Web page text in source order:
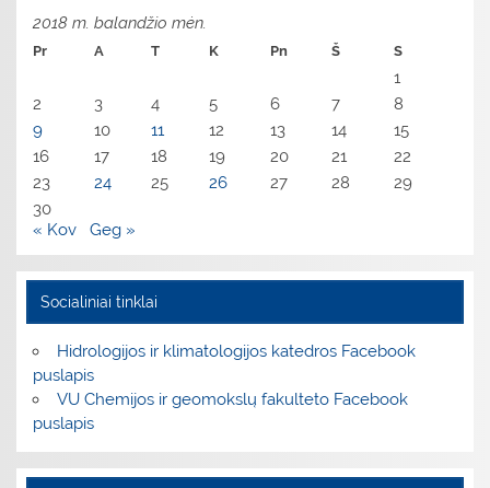
2018 m. balandžio mėn.
Pr A T K Pn Š S
1
2
3 4 5 6 7
8
9
10 11 12 13 14
15
16
17 18 19 20 21
22
23
24 25 26 27 28
29
30
« Kov
Geg »
Socialiniai tinklai
Hidrologijos ir klimatologijos katedros Facebook
puslapis
VU Chemijos ir geomokslų fakulteto Facebook
puslapis